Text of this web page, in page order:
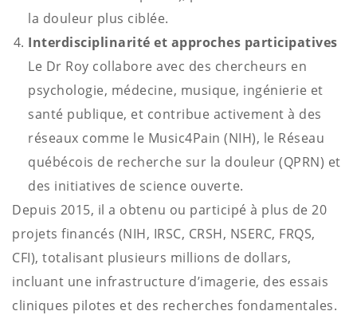
la douleur plus ciblée.
Interdisciplinarité et approches participatives
Le Dr Roy collabore avec des chercheurs en
psychologie, médecine, musique, ingénierie et
santé publique, et contribue activement à des
réseaux comme le Music4Pain (NIH), le Réseau
québécois de recherche sur la douleur (QPRN) et
des initiatives de science ouverte.
Depuis 2015, il a obtenu ou participé à plus de 20
projets financés (NIH, IRSC, CRSH, NSERC, FRQS,
CFI), totalisant plusieurs millions de dollars,
incluant une infrastructure d’imagerie, des essais
cliniques pilotes et des recherches fondamentales.